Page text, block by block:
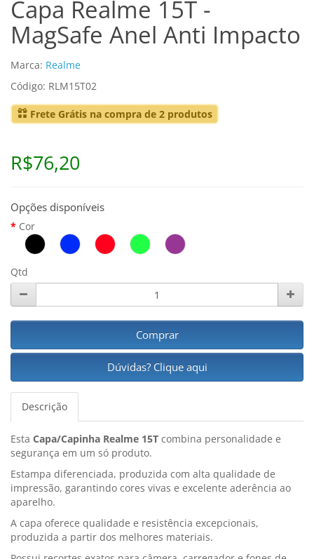
Capa Realme 15T -
MagSafe Anel Anti Impacto
Marca: Realme
Código: RLM15T02
Frete Grátis na compra de 2 produtos
R$76,20
Opções disponíveis
Cor
Qtd
Comprar
Dúvidas? Clique aqui
Descrição
Esta Capa/Capinha Realme 15T combina personalidade e
segurança em um só produto.
Estampa diferenciada, produzida com alta qualidade de
impressão, garantindo cores vivas e excelente aderência ao
aparelho.
A capa oferece qualidade e resistência excepcionais,
produzida a partir dos melhores materiais.